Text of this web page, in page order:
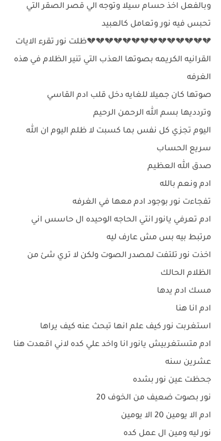
وبالفعل اخذ حسام سيلا وتوجه الي قصر الصقر التي
تحبس فيه نور وتعامل كالعبيد
💔💔💔💔💔💔💔💔💔💔💔💔💔💔ظلت نور تقرء الايات
القرانيه الكريمه بصوتها العذب التي تنير الظلام في هذه
الغرفه
صوتها كان جميلا للغايه دخل قلب ادم القاسي
وتردديها بسم الله الرحمن الرحيم
اليوم تجزي كل نفس بما كسبت لا ظلم اليوم ان الله
سريع الحساب
صدق الله العظيم
ادم ونعم بالله
تفجاءت نور بوجود ادم معها في الغرفه
ادم تعرفي يانور انتي الحاجه الوحيده ال حاسس اني
مرتبط بيه بس مش عارف ليه
اخذت نور تلتفت لمصدر الصوت ولكن لا تري شئ من
الظلام الحالك
مسك ادم يدها
ادم انا هنا
استغربت نور كيف علم انها تبحث عنه كيف يراها
ادم متستغربيش يانور انا واخد علي كده لاني اقعدت هنا
عشرين سنه
جحظت عين نور بشده
نور بصوت ضعيف من الخوف 20
ادم الا يومين 20 الا يومين
نور ليه ومين ال عمل كده